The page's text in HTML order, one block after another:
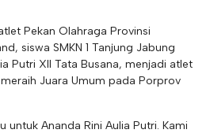
Pekan Olahraga Provinsi
siswa SMKN 1 Tanjung Jabung
Putri XII Tata Busana, menjadi atlet
Juara Umum pada Porprov
untuk Ananda Rini Aulia Putri. Kami